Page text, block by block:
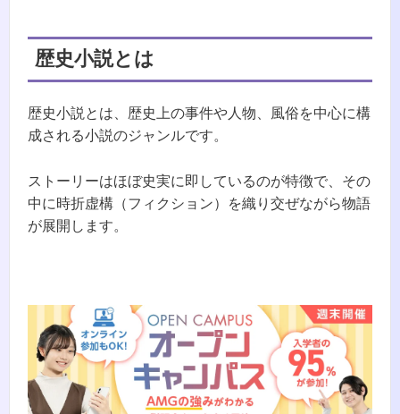
歴史小説とは
歴史小説とは、歴史上の事件や人物、風俗を中心に構
成される小説のジャンルです。
ストーリーはほぼ史実に即しているのが特徴で、その
中に時折虚構（フィクション）を織り交ぜながら物語
が展開します。